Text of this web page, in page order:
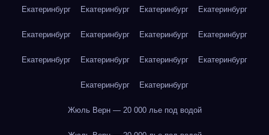
Екатеринбург Екатеринбург Екатеринбург Екатеринбург
Екатеринбург Екатеринбург Екатеринбург Екатеринбург
Екатеринбург Екатеринбург Екатеринбург Екатеринбург
Екатеринбург Екатеринбург
Жюль Верн — 20 000 лье под водой